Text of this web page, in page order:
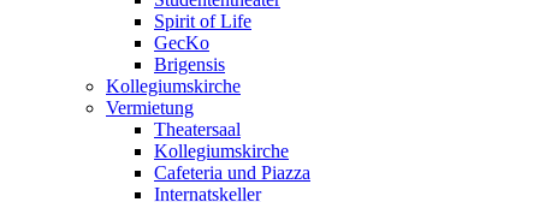
Spirit of Life
GecKo
Brigensis
Kollegiumskirche
Vermietung
Theatersaal
Kollegiumskirche
Cafeteria und Piazza
Internatskeller